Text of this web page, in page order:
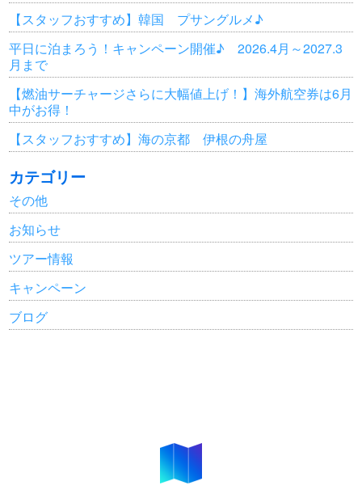
【スタッフおすすめ】韓国 プサングルメ♪
平日に泊まろう！キャンペーン開催♪ 2026.4月～2027.3
月まで
【燃油サーチャージさらに大幅値上げ！】海外航空券は6月
中がお得！
【スタッフおすすめ】海の京都 伊根の舟屋
カテゴリー
その他
お知らせ
ツアー情報
キャンペーン
ブログ